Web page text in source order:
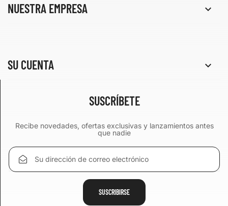
NUESTRA EMPRESA 
SU CUENTA 
SUSCRÍBETE
Recibe novedades, ofertas exclusivas y lanzamientos antes
que nadie